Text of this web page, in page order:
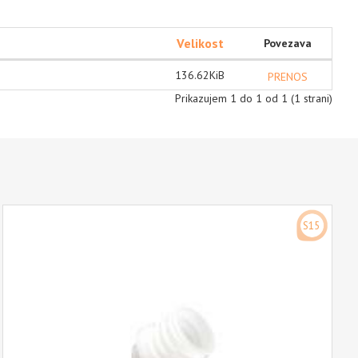
Velikost Povezava
136.62KiB
PRENOS
Prikazujem 1 do 1 od 1 (1 strani)
S15